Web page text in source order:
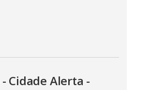
Cidade Alerta -